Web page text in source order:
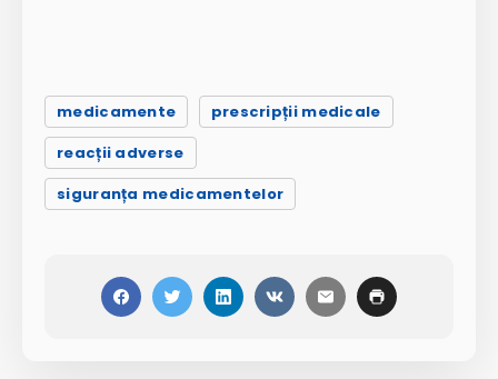
medicamente
prescripții medicale
reacții adverse
siguranța medicamentelor